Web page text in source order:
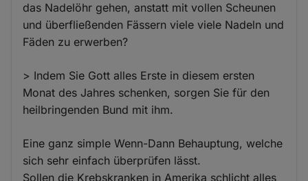
das Nadelöhr gehen, anstatt mit vollen Scheunen
und überfließenden Fässern viele viele Nadeln und
Fäden zu erwerben?
> Indem Sie Gott alles Erste in diesem ersten
Monat des Jahres schenken, sorgen Sie für den
heilbringenden Bund mit ihm.
Eine ganz simple Wenn-Dann Behauptung, welche
sich sehr einfach überprüfen lässt.
Sollen die Krebskranken in Amerika schlicht alles